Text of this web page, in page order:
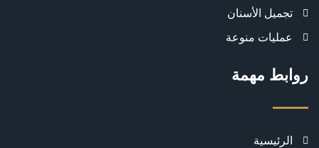
تجميل الأسنان
عمليات منوعة
روابط مهمة
الرئيسية